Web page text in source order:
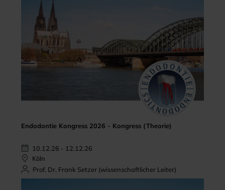
Endodontie Kongress 2026 - Kongress (Theorie)
10.12.26 - 12.12.26
Köln
Prof. Dr. Frank Setzer (wissenschaftlicher Leiter)